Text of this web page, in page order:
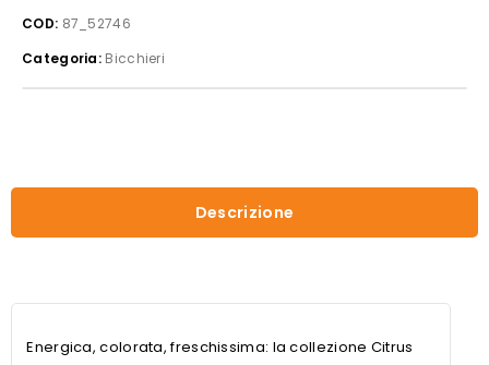
colori
assortiti
COD: 87_52746
Categoria: Bicchieri
Descrizione
Energica, colorata, freschissima: la collezione Citrus